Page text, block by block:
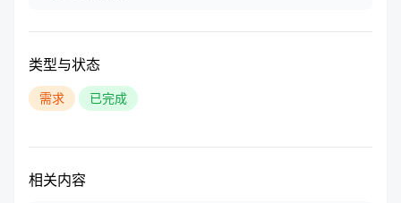
类型与状态
需求 已完成
相关内容